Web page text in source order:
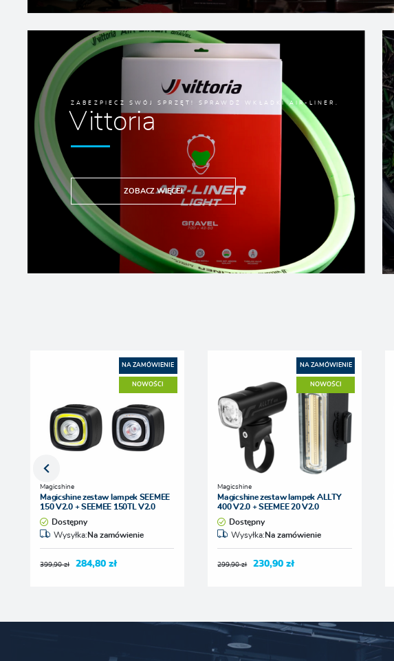
ZABEZPIECZ SWÓJ SPRZĘT! SPRAWDŹ WKŁADKI AIR-LINER.
Vittoria
ZOBACZ WIĘCEJ
NA ZAMÓWIENIE
NOWOŚCI
Magicshine
Magicshine zestaw lampek SEEMEE
150 V2.0 + SEEMEE 150TL V2.0
Dostępny
Wysyłka:Na zamówienie
399,90 zł 284,80 zł
NA ZAMÓWIENIE
NOWOŚCI
Magicshine
Magicshine zestaw lampek ALLTY
400 V2.0 + SEEMEE 20 V2.0
Dostępny
Wysyłka:Na zamówienie
299,90 zł 230,90 zł